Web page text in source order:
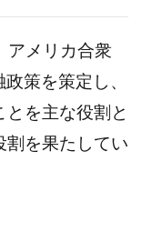
アメリカ合衆
策を策定し、
を主な役割と
割を果たしてい